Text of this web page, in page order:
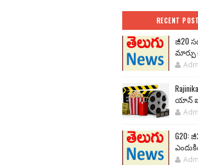
RECENT
జీ20
మార్పు
యాన్
G20: